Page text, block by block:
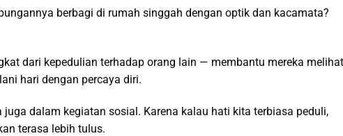
berbagi di rumah singgah dengan optik dan kacamata?
dari kepedulian terhadap orang lain — membantu mereka melihat
hari dengan percaya diri.
dalam kegiatan sosial. Karena kalau hati kita terbiasa peduli,
terasa lebih tulus.